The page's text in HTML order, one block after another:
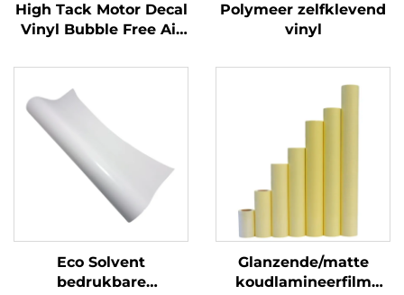
High Tack Motor Decal
Vinyl Bubble Free Air
Zelfklevende Vinylrol
voor Motor Auto Dirt
Bike Decal
Polymeer zelfklevend
vinyl
Eco Solvent
bedrukbare
Glanzende/matte
koudlamineerfilm